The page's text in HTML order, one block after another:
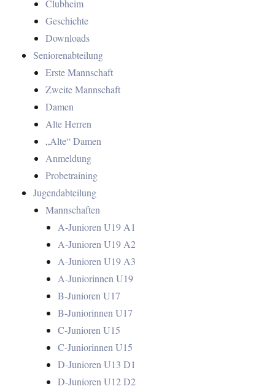
Clubheim
Geschichte
Downloads
Seniorenabteilung
Erste Mannschaft
Zweite Mannschaft
Damen
Alte Herren
„Alte“ Damen
Anmeldung
Probetraining
Jugendabteilung
Mannschaften
A-Junioren U19 A1
A-Junioren U19 A2
A-Junioren U19 A3
A-Juniorinnen U19
B-Junioren U17
B-Juniorinnen U17
C-Junioren U15
C-Juniorinnen U15
D-Junioren U13 D1
D-Junioren U12 D2